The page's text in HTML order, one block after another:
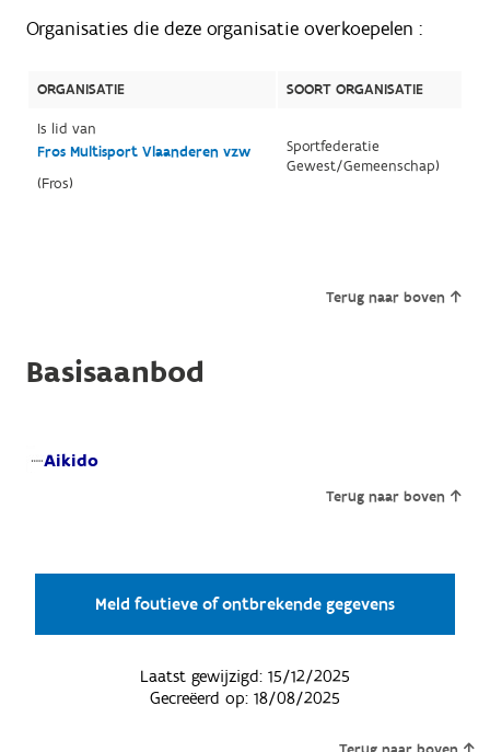
Organisaties die deze organisatie overkoepelen :
ORGANISATIE
SOORT ORGANISATIE
Is lid van
Fros Multisport Vlaanderen vzw
(Fros)
Sportfederatie
Gewest/Gemeenschap)
Terug naar boven
Basisaanbod
Aikido
Terug naar boven
Meld foutieve of ontbrekende gegevens
Laatst gewijzigd: 15/12/2025
Gecreëerd op: 18/08/2025